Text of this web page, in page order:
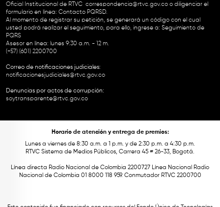
Oficial Institucional de RTVC correspondencia@rtvc.gov.co o diligenciar el
formulario en línea: Contacto PQRSD.
Al momento de registrar su petición, se generará un código con el cual
usted podrá realizar el seguimiento, para ello, ingrese a: Seguimiento de
PQRS
Asesor en línea: lunes 9:30 a.m. - 12 m.
(+57) (601) 2200700
Correo de notificaciones judiciales:
notificacionesjudiciales@rtvc.gov.co
Denuncias por actos de corrupción:
soytransparente@rtvc.gov.co
Horario de atención y entrega de premios:
Lunes a viernes de 8:30 a.m. a 1 p.m. y de 2:30 p.m. a 4:30 p.m.
RTVC Sistema de Medios Públicos, Carrera 45 # 26-33, Bogotá.
Línea directa Radio Nacional de Colombia 2200727 Línea Nacional Radio
Nacional de Colombia 01 8000 118 959. Conmutador RTVC 2200700